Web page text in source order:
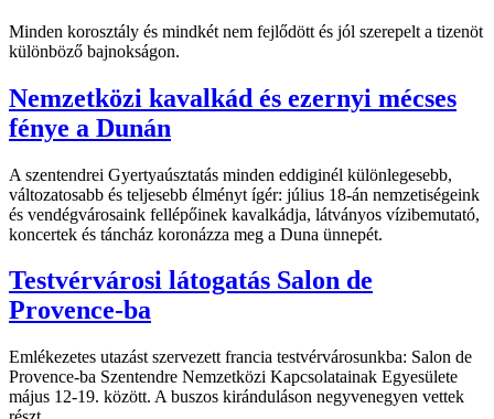
Minden korosztály és mindkét nem fejlődött és jól szerepelt a tizenöt
különböző bajnokságon.
Nemzetközi kavalkád és ezernyi mécses
fénye a Dunán
A szentendrei Gyertyaúsztatás minden eddiginél különlegesebb,
változatosabb és teljesebb élményt ígér: július 18-án nemzetiségeink
és vendégvárosaink fellépőinek kavalkádja, látványos vízibemutató,
koncertek és táncház koronázza meg a Duna ünnepét.
Testvérvárosi látogatás Salon de
Provence-ba
Emlékezetes utazást szervezett francia testvérvárosunkba: Salon de
Provence-ba Szentendre Nemzetközi Kapcsolatainak Egyesülete
május 12-19. között. A buszos kiránduláson negyvenegyen vettek